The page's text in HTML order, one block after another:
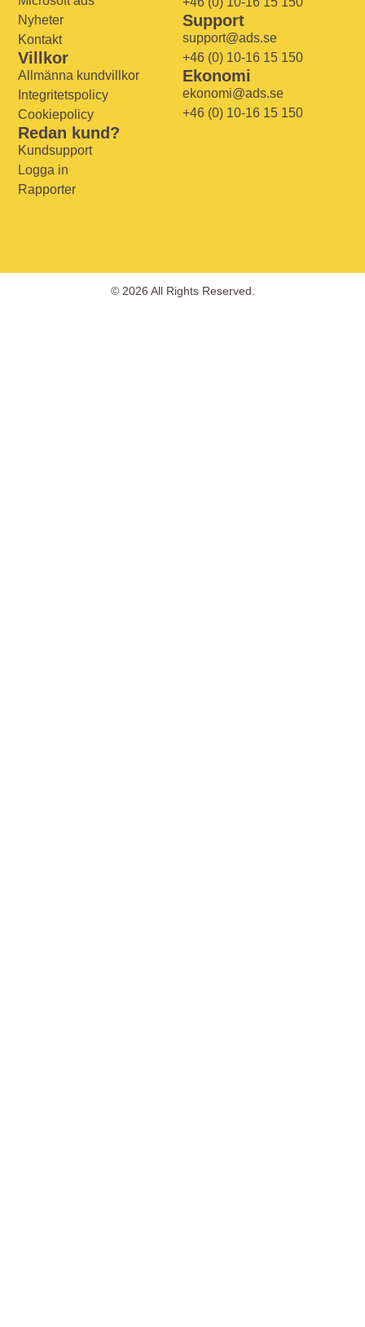
Support
support@ads.se
+46 (0) 10-16 15 150
Ekonomi
ekonomi@ads.se
+46 (0) 10-16 15 150
Nyheter
Kontakt
Villkor
Allmänna kundvillkor
Integritetspolicy
Cookiepolicy
Redan kund?
Kundsupport
Logga in
Rapporter
© 2026 All Rights Reserved.